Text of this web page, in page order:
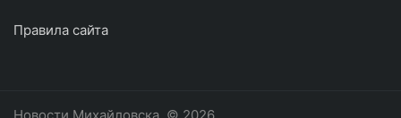
Правила сайта